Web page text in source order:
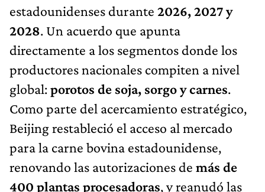
estadounidenses durante 2026, 2027 y
2028. Un acuerdo que apunta
directamente a los segmentos donde los
productores nacionales compiten a nivel
global:porotos de soja, sorgo y carnes.
Como parte del acercamiento estratégico,
Beijing restableció el acceso al mercado
para la carne bovina estadounidense,
renovando las autorizaciones de más de
400 plantas procesadoras, y reanudó las